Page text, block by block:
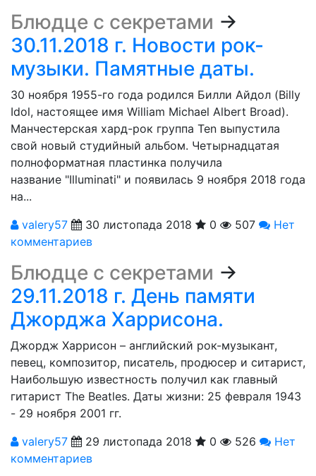
Блюдце с секретами →
30.11.2018 г. Новости рок-
музыки. Памятные даты.
30 ноября 1955-го года родился Билли Айдол (Billy
Idol, настоящее имя William Michael Albert Broad).
Манчестерская хард-рок группа Ten выпустила
свой новый студийный альбом. Четырнадцатая
полноформатная пластинка получила
название "Illuminati" и появилась 9 ноября 2018 года
на...
valery57
30 листопада 2018 0 507
Нет
комментариев
Блюдце с секретами →
29.11.2018 г. День памяти
Джорджа Харрисона.
Джордж Харрисон – английский рок-музыкант,
певец, композитор, писатель, продюсер и ситарист,
Наибольшую известность получил как главный
гитарист The Beatles. Даты жизни: 25 февраля 1943
- 29 ноября 2001 гг.
valery57
29 листопада 2018 0 526
Нет
комментариев